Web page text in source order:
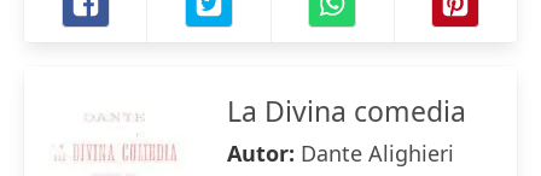
La Divina comedia
Autor: Dante Alighieri